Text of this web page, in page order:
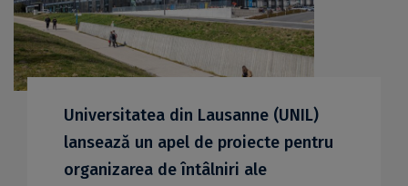
Universitatea din Lausanne (UNIL)
lansează un apel de proiecte pentru
organizarea de întâlniri ale